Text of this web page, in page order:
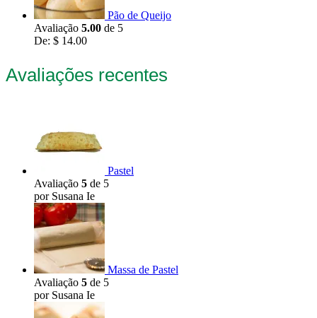
Pão de Queijo
Avaliação 5.00 de 5
De: $ 14.00
Avaliações recentes
Pastel
Avaliação 5 de 5
por Susana Ie
Massa de Pastel
Avaliação 5 de 5
por Susana Ie